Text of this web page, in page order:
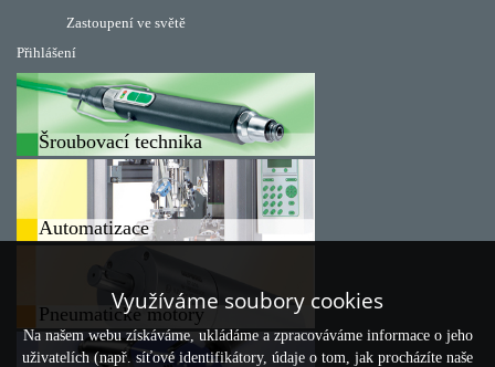
Zastoupení ve světě
Přihlášení
Šroubovací technika
Automatizace
Pneumatické motory
Využíváme soubory cookies
Na našem webu získáváme, ukládáme a zpracováváme informace o jeho
uživatelích (např. síťové identifikátory, údaje o tom, jak procházíte naše